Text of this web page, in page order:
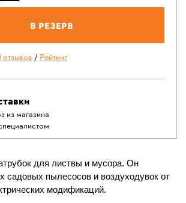
В резерв
отзывов/Рейтинг
из магазина
для листвы и мусора. Он
садовых пылесосов и воздуходувок от
модификаций.